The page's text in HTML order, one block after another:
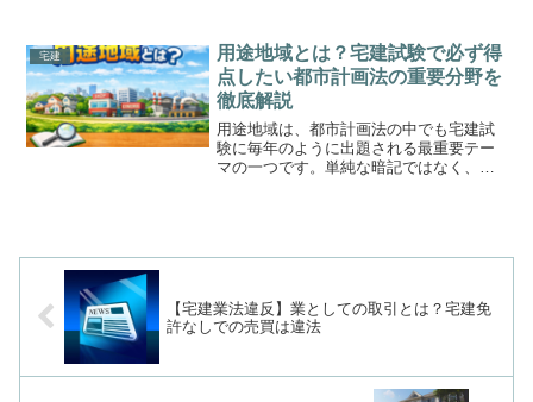
く「空間デザイン」「土地利用」「防災
機能」など、多くの学...
宅建
用途地域とは？宅建試験で必ず得
点したい都市計画法の重要分野を
徹底解説
用途地域は、都市計画法の中でも宅建試
験に毎年のように出題される最重要テー
マの一つです。単純な暗記ではなく、
【宅建業法違反】業としての取引とは？宅建免
許なしでの売買は違法